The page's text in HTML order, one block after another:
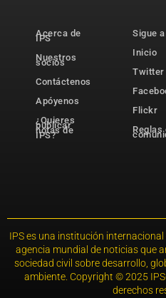
Acerca de
IPS
Nuestros
socios
Contáctenos
Apóyenos
¿Quieres
publicar
notas de
IPS?
Sigue
Inicio
Twitter
Flickr
Reglas
IPS es una institución
agencia mundial de noticias que
sociedad civil sobre desarrollo,
ambiente. Copyright © 2025
derechos